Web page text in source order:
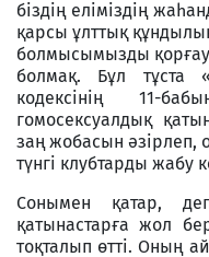
біздің еліміздің
қарсы ұлттық
болмысымызды
болмақ. Бұл тұста
кодексінің 11-
гомосексуалдық
заң жобасын әзірлеп,
түнгі клубтарды жабу
Сонымен қатар,
қатынастарға жол
тоқталып өтті. Оның